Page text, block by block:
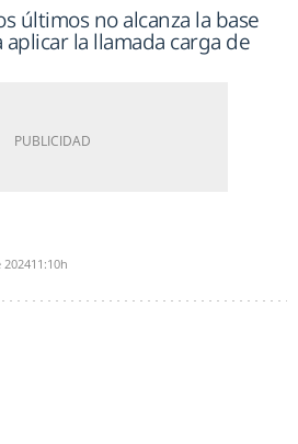
últimos no alcanza la base
la llamada carga de
11:10h